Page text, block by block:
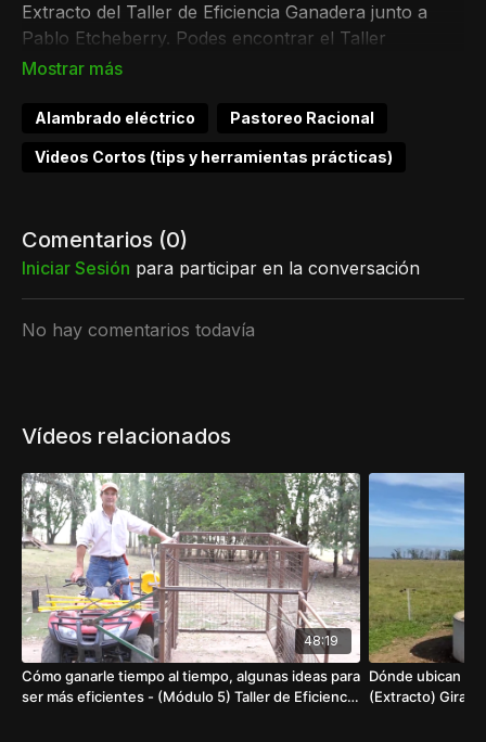
Extracto del Taller de Eficiencia Ganadera junto a
Pablo Etcheberry. Podes encontrar el Taller
completo en la sección Cursos y Talleres.
Alambrado eléctrico Pastoreo Racional
Videos Cortos (tips y herramientas prácticas)
Comentarios (0)
Iniciar Sesión para participar en la conversación
No hay comentarios todavía
Vídeos relacionados
48:19
Cómo ganarle tiempo al tiempo, algunas ideas para
ser más eficientes - (Módulo 5) Taller de Eficiencia
Dónde ubican
(Extracto) Gira